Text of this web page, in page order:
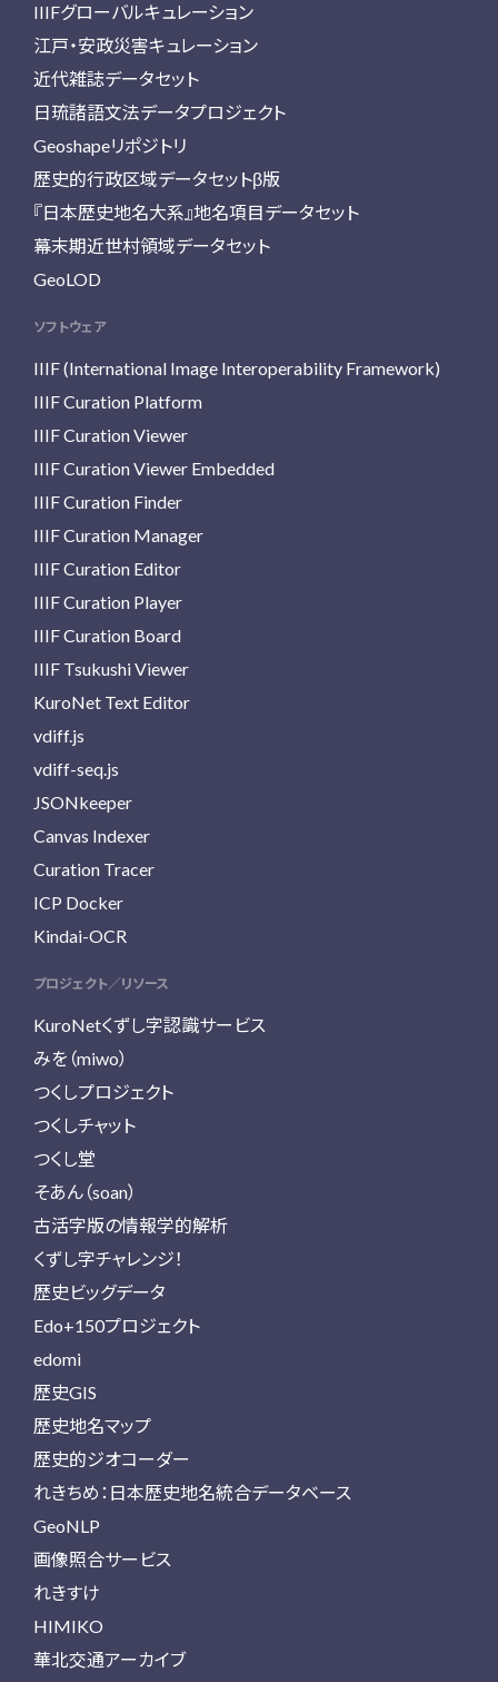
IIIFグローバルキュレーション
江戸・安政災害キュレーション
近代雑誌データセット
日琉諸語文法データプロジェクト
Geoshapeリポジトリ
歴史的行政区域データセットβ版
『日本歴史地名大系』地名項目データセット
幕末期近世村領域データセット
GeoLOD
ソフトウェア
IIIF (International Image Interoperability Framework)
IIIF Curation Platform
IIIF Curation Viewer
IIIF Curation Viewer Embedded
IIIF Curation Finder
IIIF Curation Manager
IIIF Curation Editor
IIIF Curation Player
IIIF Curation Board
IIIF Tsukushi Viewer
KuroNet Text Editor
vdiff.js
vdiff-seq.js
JSONkeeper
Canvas Indexer
Curation Tracer
ICP Docker
Kindai-OCR
プロジェクト／リソース
KuroNetくずし字認識サービス
みを（miwo）
つくしプロジェクト
つくしチャット
つくし堂
そあん（soan）
古活字版の情報学的解析
くずし字チャレンジ！
歴史ビッグデータ
Edo+150プロジェクト
edomi
歴史GIS
歴史地名マップ
歴史的ジオコーダー
れきちめ：日本歴史地名統合データベース
GeoNLP
画像照合サービス
れきすけ
HIMIKO
華北交通アーカイブ